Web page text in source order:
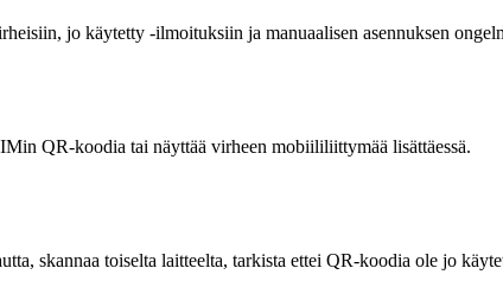
jo käytetty -ilmoituksiin ja manuaalisen asennuksen
QR-koodia tai näyttää virheen mobiililiittymää lisättäessä.
skannaa toiselta laitteelta, tarkista ettei QR-koodia ole jo